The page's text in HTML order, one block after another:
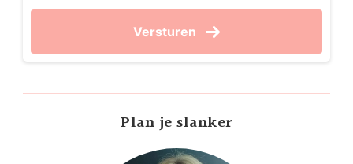
Versturen
Plan je slanker